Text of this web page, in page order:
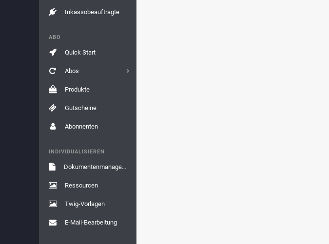
Inkassobeauftragte
ABO
Quick Start
Abos
Produkte
Gutscheine
Abonnenten
INDIVIDUALISIEREN
Dokumentenmanagement
Ressourcen
Twig-Vorlagen
E-Mail-Bearbeitung